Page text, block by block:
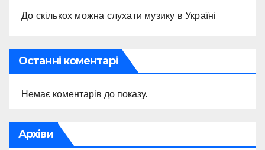
До скількох можна слухати музику в Україні
Останні коментарі
Немає коментарів до показу.
Архіви